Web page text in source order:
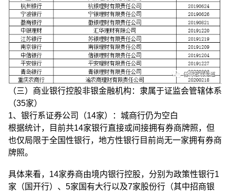
（三）商业银行控股非银金融机构：隶属于证监会管辖体系
（35家）
1、银行系证券公司（14家）：城商行仍为空白
根据统计，目前共14家银行直接或间接拥有券商牌照，但
也仅局限于全国性银行，地方性银行目前尚无一家拥有券商
牌照。
具体来看，14家券商由境内银行控股，分别为政策性银行1
家（国开行）、5家国有大行以及7家股份行（其中招商银